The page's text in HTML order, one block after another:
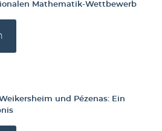
Mathematik-Wettbewerb
und Pézenas: Ein